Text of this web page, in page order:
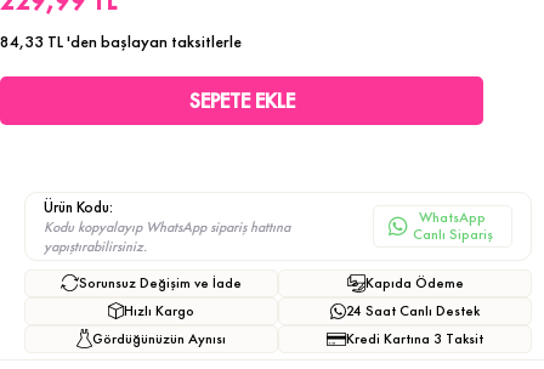
84,33 TL'den başlayan taksitlerle
Ürün Kodu:
Kodu kopyalayıp WhatsApp sipariş hattına
yapıştırabilirsiniz.
WhatsApp
Canlı Sipariş
Sorunsuz Değişim ve İade
Hızlı Kargo
Gördüğünüzün Aynısı
Kapıda Ödeme
24 Saat Canlı Destek
Kredi Kartına 3 Taksit